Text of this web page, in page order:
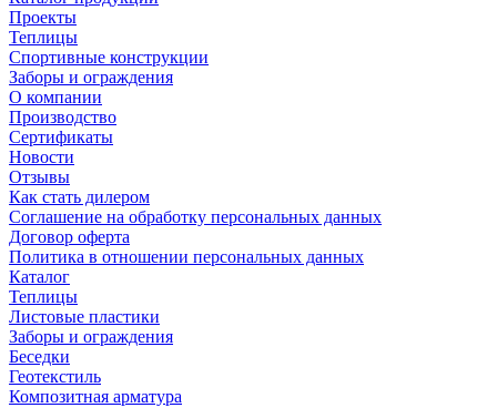
Проекты
Теплицы
Спортивные конструкции
Заборы и ограждения
О компании
Производство
Сертификаты
Новости
Отзывы
Как стать дилером
Соглашение на обработку персональных данных
Договор оферта
Политика в отношении персональных данных
Каталог
Теплицы
Листовые пластики
Заборы и ограждения
Беседки
Геотекстиль
Композитная арматура